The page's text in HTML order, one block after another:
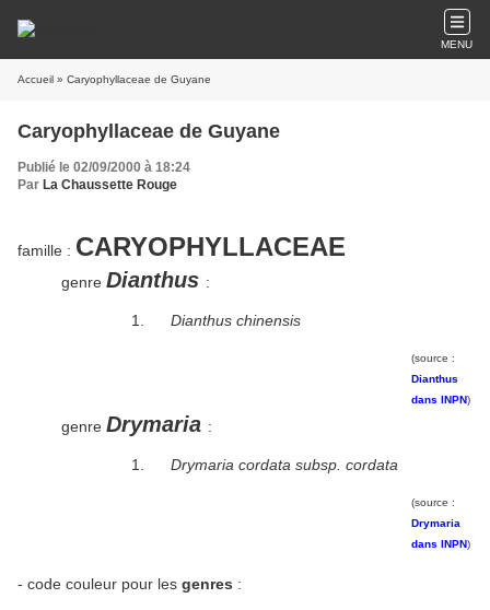
MENU
Accueil » Caryophyllaceae de Guyane
Caryophyllaceae de Guyane
Publié le 02/09/2000 à 18:24
Par La Chaussette Rouge
famille : CARYOPHYLLACEAE
genre Dianthus :
Dianthus chinensis
(source :
Dianthus
dans INPN)
genre Drymaria :
Drymaria cordata subsp. cordata
(source :
Drymaria
dans INPN)
- code couleur pour les genres :